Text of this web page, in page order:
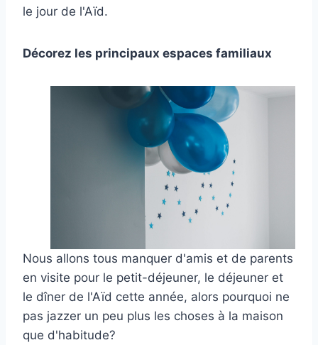
le jour de l'Aïd.
Décorez les principaux espaces familiaux
Nous allons tous manquer d'amis et de parents
en visite pour le petit-déjeuner, le déjeuner et
le dîner de l'Aïd cette année, alors pourquoi ne
pas jazzer un peu plus les choses à la maison
que d'habitude?